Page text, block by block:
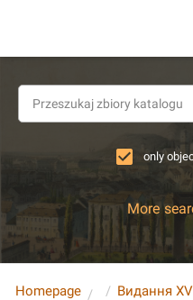
only
More
Homepage Видання